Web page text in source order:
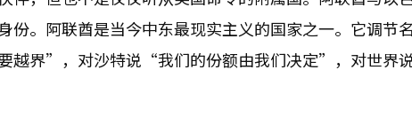
份。阿联酋是当今中东最现实主义的国家之一。它调节
越界”，对沙特说“我们的份额由我们决定”，对世界